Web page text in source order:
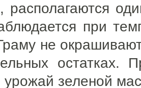
располагаются
при
не
остатках.
урожай зеленой